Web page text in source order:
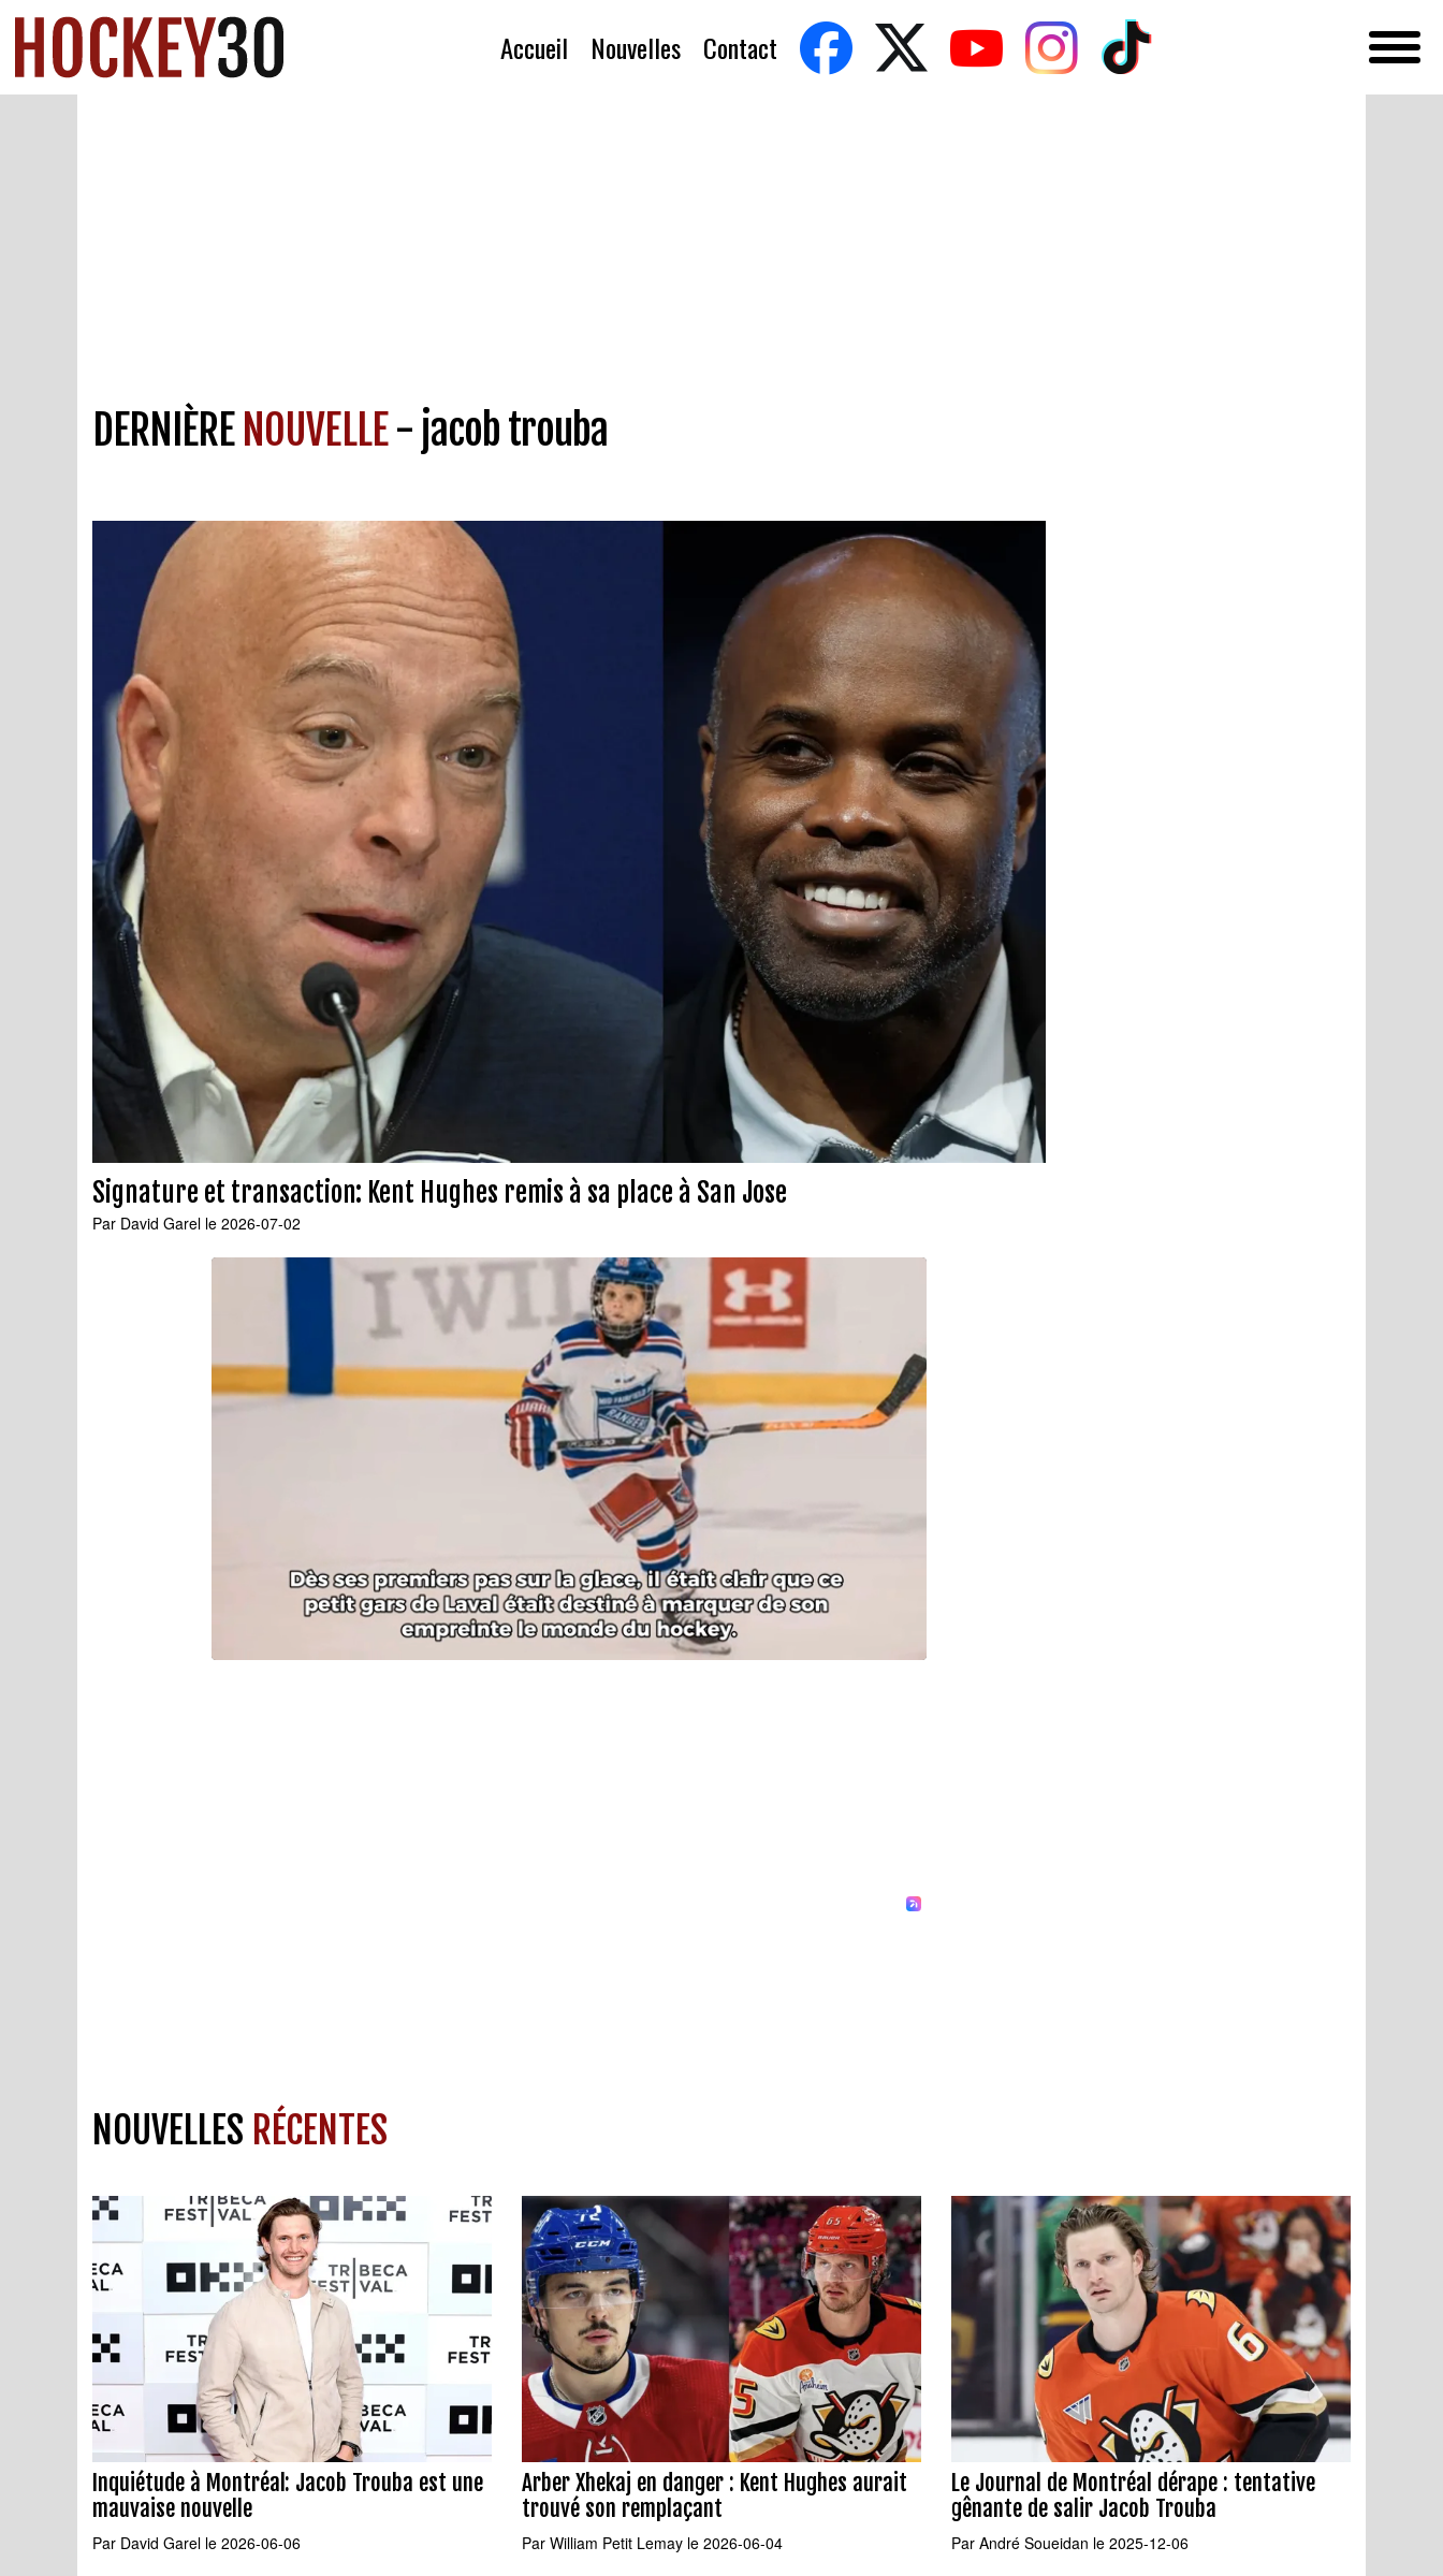
Accueil Nouvelles Contact
DERNIÈRENOUVELLE- jacob trouba
Signature et transaction: Kent Hughes remis à sa place à San Jose
Par David Garel le 2026-07-02
NOUVELLES RÉCENTES
Inquiétude à Montréal: Jacob Trouba est une
mauvaise nouvelle
Par David Garel le 2026-06-06
Arber Xhekaj en danger : Kent Hughes aurait
trouvé son remplaçant
Par William Petit Lemay le 2026-06-04
Le Journal de Montréal dérape : tentative
gênante de salir Jacob Trouba
Par André Soueidan le 2025-12-06